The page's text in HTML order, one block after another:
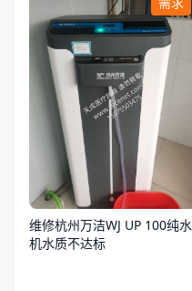
维修杭州万洁WJ UP 100纯水
机水质不达标